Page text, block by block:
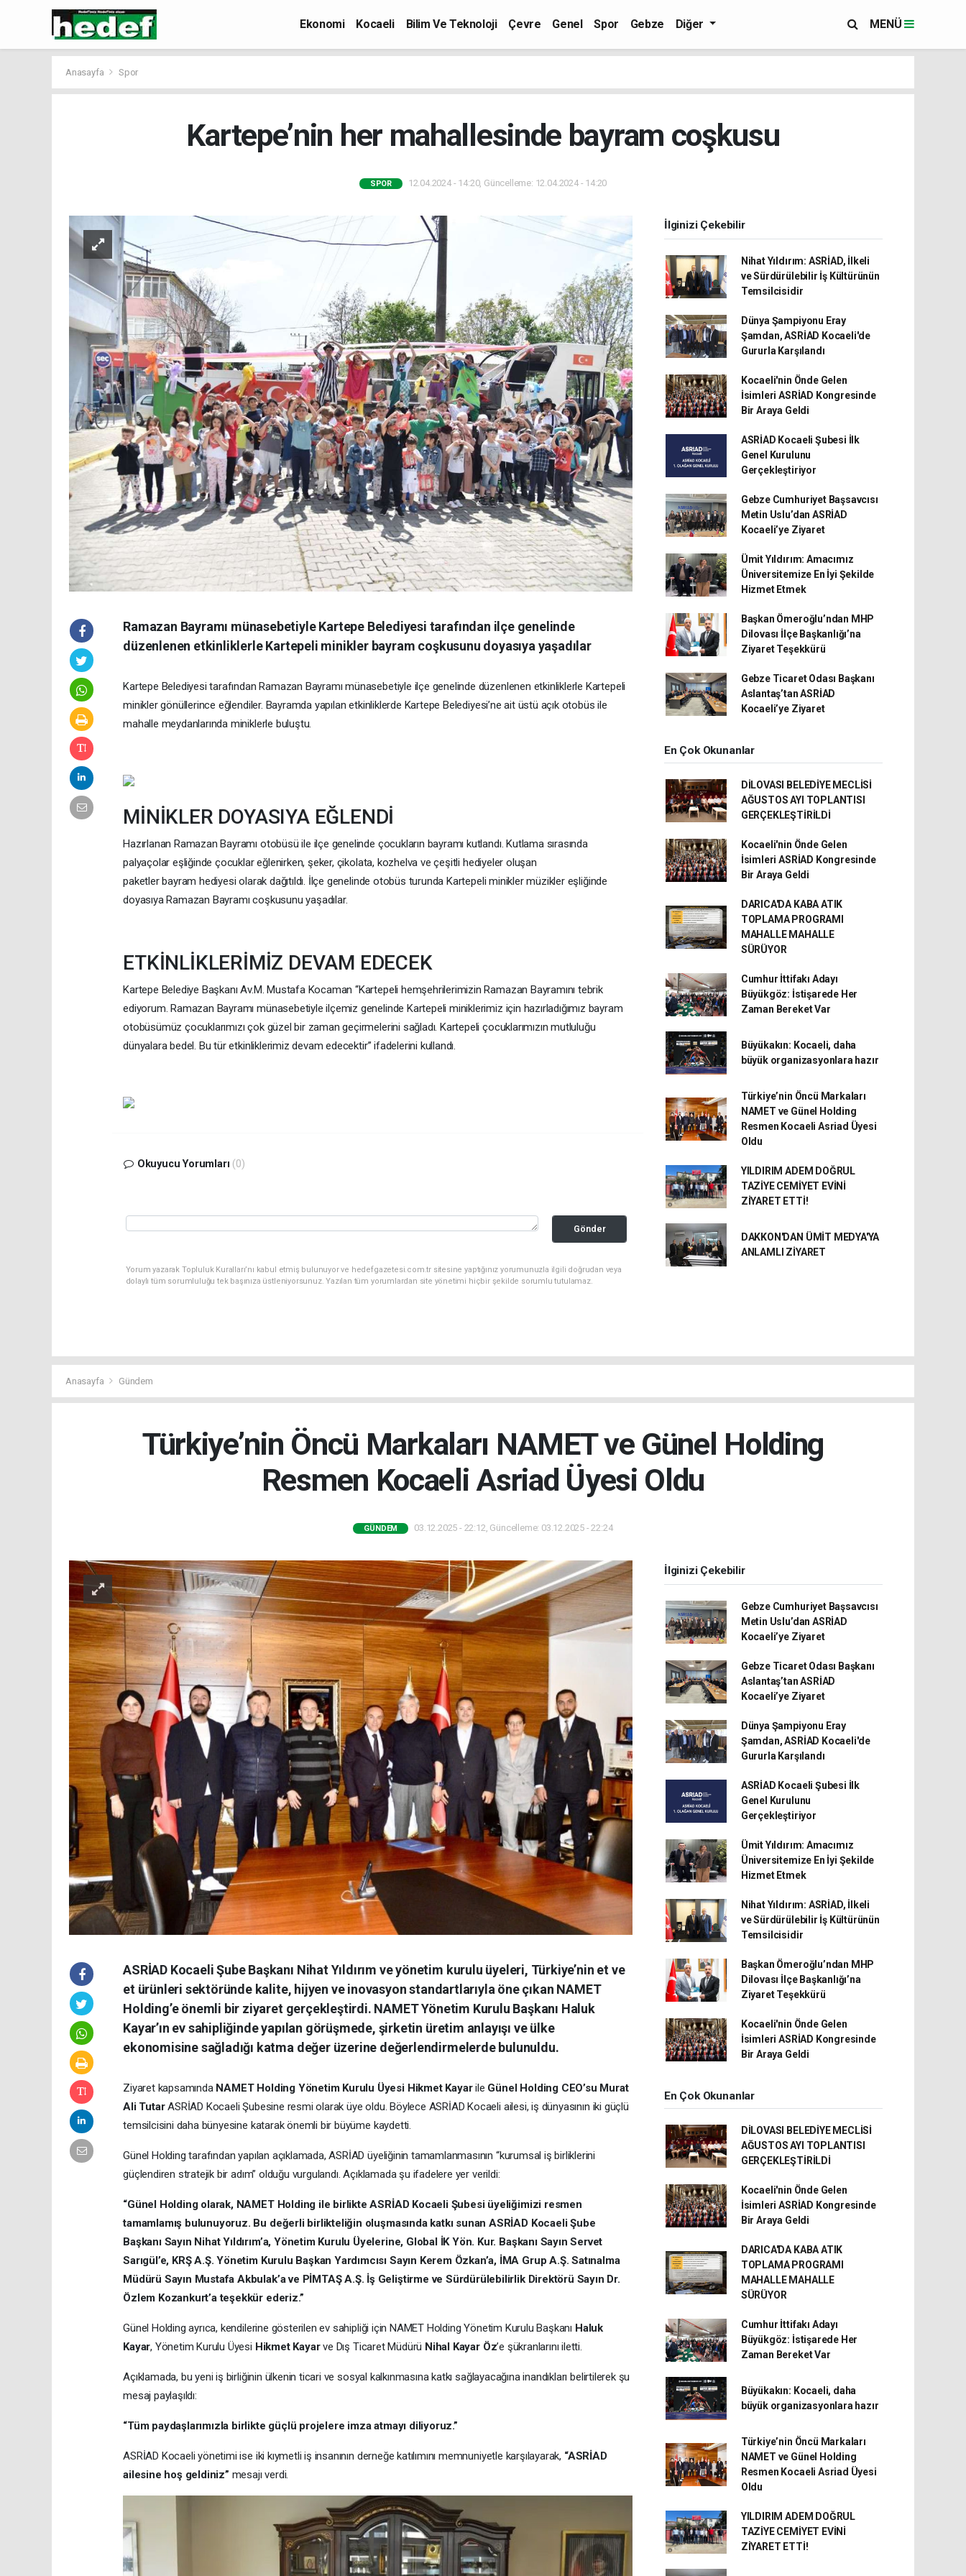
Ekonomi Kocaeli Bilim Ve Teknoloji Çevre Genel Spor Gebze Diğer MENÜ
Anasayfa Spor
Kartepe’nin her mahallesinde bayram coşkusu
SPOR 12.04.2024 - 14:20, Güncelleme: 12.04.2024 - 14:20
Ramazan Bayramı münasebetiyle Kartepe Belediyesi tarafından ilçe genelinde
düzenlenen etkinliklerle Kartepeli minikler bayram coşkusunu doyasıya yaşadılar
Kartepe Belediyesi tarafından Ramazan Bayramı münasebetiyle ilçe genelinde düzenlenen etkinliklerle Kartepeli
minikler gönüllerince eğlendiler. Bayramda yapılan etkinliklerde Kartepe Belediyesi’ne ait üstü açık otobüs ile
mahalle meydanlarında miniklerle buluştu.
MİNİKLER DOYASIYA EĞLENDİ
Hazırlanan Ramazan Bayramı otobüsü ile ilçe genelinde çocukların bayramı kutlandı. Kutlama sırasında
palyaçolar eşliğinde çocuklar eğlenirken, şeker, çikolata, kozhelva ve çeşitli hediyeler oluşan
paketler bayram hediyesi olarak dağıtıldı. İlçe genelinde otobüs turunda Kartepeli minikler müzikler eşliğinde
doyasıya Ramazan Bayramı coşkusunu yaşadılar.
ETKİNLİKLERİMİZ DEVAM EDECEK
Kartepe Belediye Başkanı Av.M. Mustafa Kocaman “Kartepeli hemşehrilerimizin Ramazan Bayramını tebrik
ediyorum. Ramazan Bayramı münasebetiyle ilçemiz genelinde Kartepeli miniklerimiz için hazırladığımız bayram
otobüsümüz çocuklarımızı çok güzel bir zaman geçirmelerini sağladı. Kartepeli çocuklarımızın mutluluğu
dünyalara bedel. Bu tür etkinliklerimiz devam edecektir” ifadelerini kullandı.
Okuyucu Yorumları (0)
Gönder
Yorum yazarak Topluluk Kuralları’nı kabul etmiş bulunuyor ve hedefgazetesi.com.tr sitesine yaptığınız yorumunuzla ilgili doğrudan veya
dolaylı tüm sorumluluğu tek başınıza üstleniyorsunuz. Yazılan tüm yorumlardan site yönetimi hiçbir şekilde sorumlu tutulamaz.
İlginizi Çekebilir
Nihat Yıldırım: ASRİAD, İlkeli
ve Sürdürülebilir İş Kültürünün
Temsilcisidir
Dünya Şampiyonu Eray
Şamdan, ASRİAD Kocaeli'de
Gururla Karşılandı
Kocaeli'nin Önde Gelen
İsimleri ASRİAD Kongresinde
Bir Araya Geldi
ASRİAD Kocaeli Şubesi İlk
Genel Kurulunu
Gerçekleştiriyor
Gebze Cumhuriyet Başsavcısı
Metin Uslu’dan ASRİAD
Kocaeli’ye Ziyaret
Ümit Yıldırım: Amacımız
Üniversitemize En İyi Şekilde
Hizmet Etmek
Başkan Ömeroğlu’ndan MHP
Dilovası İlçe Başkanlığı’na
Ziyaret Teşekkürü
Gebze Ticaret Odası Başkanı
Aslantaş’tan ASRİAD
Kocaeli’ye Ziyaret
En Çok Okunanlar
DİLOVASI BELEDİYE MECLİSİ
AĞUSTOS AYI TOPLANTISI
GERÇEKLEŞTİRİLDİ
Kocaeli'nin Önde Gelen
İsimleri ASRİAD Kongresinde
Bir Araya Geldi
DARICA'DA KABA ATIK
TOPLAMA PROGRAMI
MAHALLE MAHALLE
SÜRÜYOR
Cumhur İttifakı Adayı
Büyükgöz: İstişarede Her
Zaman Bereket Var
Büyükakın: Kocaeli, daha
büyük organizasyonlara hazır
Türkiye’nin Öncü Markaları
NAMET ve Günel Holding
Resmen Kocaeli Asriad Üyesi
Oldu
YILDIRIM ADEM DOĞRUL
TAZİYE CEMİYET EVİNİ
ZİYARET ETTİ!
DAKKON'DAN ÜMİT MEDYA'YA
ANLAMLI ZİYARET
Anasayfa Gündem
Türkiye’nin Öncü Markaları NAMET ve Günel Holding
Resmen Kocaeli Asriad Üyesi Oldu
GÜNDEM 03.12.2025 - 22:12, Güncelleme: 03.12.2025 - 22:24
ASRİAD Kocaeli Şube Başkanı Nihat Yıldırım ve yönetim kurulu üyeleri, Türkiye’nin et ve
et ürünleri sektöründe kalite, hijyen ve inovasyon standartlarıyla öne çıkan NAMET
Holding’e önemli bir ziyaret gerçekleştirdi. NAMET Yönetim Kurulu Başkanı Haluk
Kayar’ın ev sahipliğinde yapılan görüşmede, şirketin üretim anlayışı ve ülke
ekonomisine sağladığı katma değer üzerine değerlendirmelerde bulunuldu.
Ziyaret kapsamında NAMET Holding Yönetim Kurulu Üyesi Hikmet Kayarile Günel Holding CEO’su Murat
Ali TutarASRİAD Kocaeli Şubesine resmi olarak üye oldu. Böylece ASRİAD Kocaeli ailesi, iş dünyasının iki güçlü
temsilcisini daha bünyesine katarak önemli bir büyüme kaydetti.
Günel Holding tarafından yapılan açıklamada, ASRİAD üyeliğinin tamamlanmasının “kurumsal iş birliklerini
güçlendiren stratejik bir adım” olduğu vurgulandı. Açıklamada şu ifadelere yer verildi:
“Günel Holding olarak, NAMET Holding ile birlikte ASRİAD Kocaeli Şubesi üyeliğimizi resmen
tamamlamış bulunuyoruz. Bu değerli birlikteliğin oluşmasında katkı sunan ASRİAD Kocaeli Şube
Başkanı Sayın Nihat Yıldırım’a, Yönetim Kurulu Üyelerine, Global İK Yön. Kur. Başkanı Sayın Servet
Sarıgül’e, KRŞ A.Ş. Yönetim Kurulu Başkan Yardımcısı Sayın Kerem Özkan’a, İMA Grup A.Ş. Satınalma
Müdürü Sayın Mustafa Akbulak’a ve PİMTAŞ A.Ş. İş Geliştirme ve Sürdürülebilirlik Direktörü Sayın Dr.
Özlem Kozankurt’a teşekkür ederiz.”
Günel Holding ayrıca, kendilerine gösterilen ev sahipliği için NAMET Holding Yönetim Kurulu Başkanı Haluk
Kayar, Yönetim Kurulu Üyesi Hikmet Kayarve Dış Ticaret Müdürü Nihal Kayar Öz’e şükranlarını iletti.
Açıklamada, bu yeni iş birliğinin ülkenin ticari ve sosyal kalkınmasına katkı sağlayacağına inandıkları belirtilerek şu
mesaj paylaşıldı:
“Tüm paydaşlarımızla birlikte güçlü projelere imza atmayı diliyoruz.”
ASRİAD Kocaeli yönetimi ise iki kıymetli iş insanının derneğe katılımını memnuniyetle karşılayarak, “ASRİAD
ailesine hoş geldiniz” mesajı verdi.
İlginizi Çekebilir
Gebze Cumhuriyet Başsavcısı
Metin Uslu’dan ASRİAD
Kocaeli’ye Ziyaret
Gebze Ticaret Odası Başkanı
Aslantaş’tan ASRİAD
Kocaeli’ye Ziyaret
Dünya Şampiyonu Eray
Şamdan, ASRİAD Kocaeli'de
Gururla Karşılandı
ASRİAD Kocaeli Şubesi İlk
Genel Kurulunu
Gerçekleştiriyor
Ümit Yıldırım: Amacımız
Üniversitemize En İyi Şekilde
Hizmet Etmek
Nihat Yıldırım: ASRİAD, İlkeli
ve Sürdürülebilir İş Kültürünün
Temsilcisidir
Başkan Ömeroğlu’ndan MHP
Dilovası İlçe Başkanlığı’na
Ziyaret Teşekkürü
Kocaeli'nin Önde Gelen
İsimleri ASRİAD Kongresinde
Bir Araya Geldi
En Çok Okunanlar
DİLOVASI BELEDİYE MECLİSİ
AĞUSTOS AYI TOPLANTISI
GERÇEKLEŞTİRİLDİ
Kocaeli'nin Önde Gelen
İsimleri ASRİAD Kongresinde
Bir Araya Geldi
DARICA'DA KABA ATIK
TOPLAMA PROGRAMI
MAHALLE MAHALLE
SÜRÜYOR
Cumhur İttifakı Adayı
Büyükgöz: İstişarede Her
Zaman Bereket Var
Büyükakın: Kocaeli, daha
büyük organizasyonlara hazır
Türkiye’nin Öncü Markaları
NAMET ve Günel Holding
Resmen Kocaeli Asriad Üyesi
Oldu
YILDIRIM ADEM DOĞRUL
TAZİYE CEMİYET EVİNİ
ZİYARET ETTİ!